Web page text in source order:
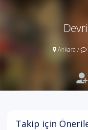
Ankara /
Takip için